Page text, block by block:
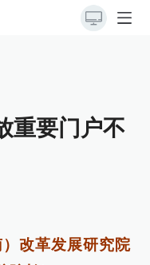
重要门户不
改革发展研究院